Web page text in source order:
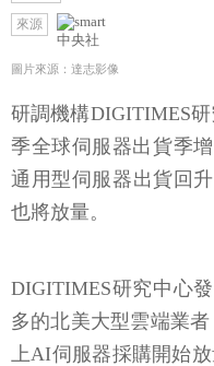
來源
中央社
圖片來源：達志影像
研調機構DIGITIMES
季全球伺服器出貨季
通用型伺服器出貨回
也將放量。
DIGITIMES研究中心
多的北美大型雲端業
上AI伺服器採購開始